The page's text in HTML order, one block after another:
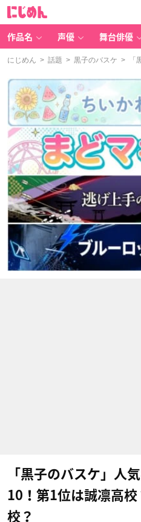
作品名 声優 舞台俳優
にじめん > 話題 > 黒子のバスケ > 「
「黒子のバスケ」人
10！第1位は誠凛高
校？